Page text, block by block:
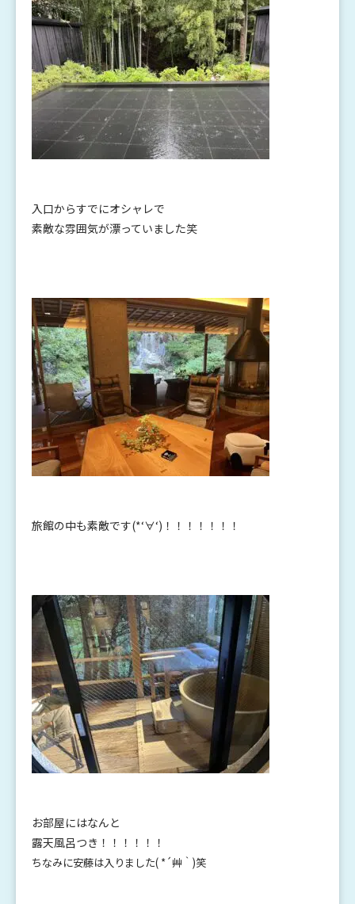
入口からすでにオシャレで
素敵な雰囲気が漂っていました笑
旅館の中も素敵です(*‘∀‘)！！！！！！！
お部屋にはなんと
露天風呂つき！！！！！！
ちなみに安藤は入りました( *´艸｀)笑